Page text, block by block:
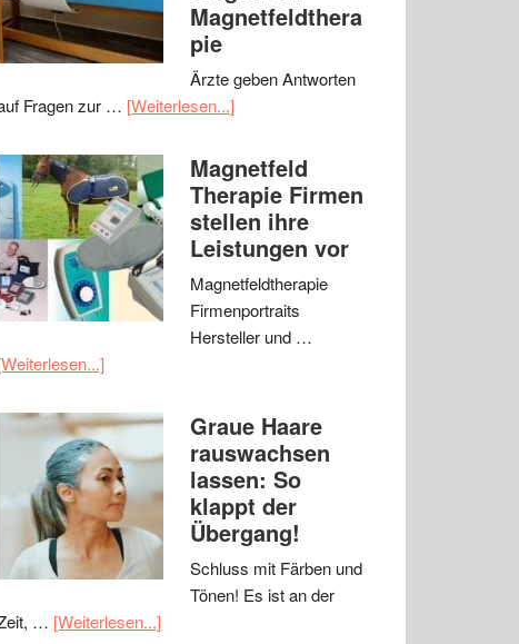
Magnetfeldthera
pie
Ärzte geben Antworten
Fragen zur … [Weiterlesen...]
Magnetfeld
Therapie Firmen
stellen ihre
Leistungen vor
Magnetfeldtherapie
Firmenportraits
Hersteller und …
Graue Haare
rauswachsen
lassen: So
klappt der
Übergang!
Schluss mit Färben und
Tönen! Es ist an der
… [Weiterlesen...]